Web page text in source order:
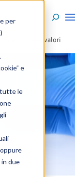
per
e
tutte le
due
alte: cause, valori